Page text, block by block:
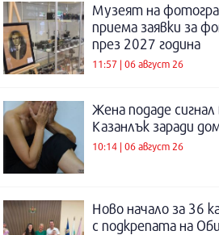
Музеят на
приема заявки за
през 2027 година
11:57 | 06 август 26
Жена подаде
Казанлък заради
10:14 | 06 август 26
Ново начало за 36
с подкрепата на